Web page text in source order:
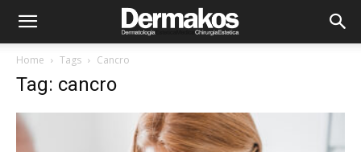
Home Tags Cancro
Tag: cancro